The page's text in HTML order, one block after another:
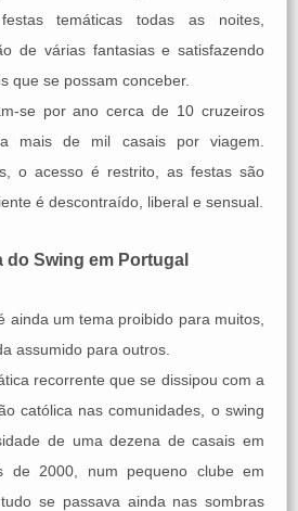
temáticas todas as noites,
de várias fantasias e satisfazendo
que se possam conceber.
se por ano cerca de 10 cruzeiros
mais de mil casais por viagem.
o acesso é restrito, as festas são
é descontraído, liberal e sensual.
do Swing em Portugal
ainda um tema proibido para muitos,
assumido para outros.
recorrente que se dissipou com a
católica nas comunidades, o swing
de uma dezena de casais em
de 2000, num pequeno clube em
se passava ainda nas sombras